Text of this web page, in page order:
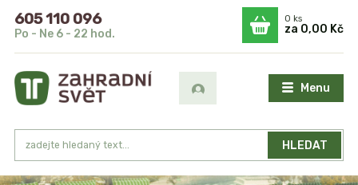
Menu
HLEDAT
605 110 096
Po - Ne 6 - 22 hod.
0ks
za 0,00 Kč